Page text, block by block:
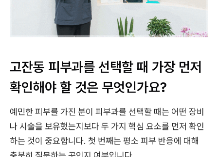
고잔동 피부과를 선택할 때 가장 먼저
확인해야 할 것은 무엇인가요?
예민한 피부를 가진 분이 피부과를 선택할 때는 어떤 장비
나 시술을 보유했는지보다 두 가지 핵심 요소를 먼저 확인
하는 것이 중요합니다. 첫 번째는 평소 피부 반응에 대해